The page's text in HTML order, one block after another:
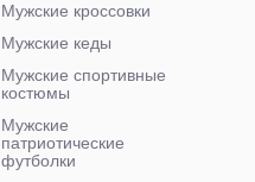
Мужские кроссовки
Мужские кеды
Мужские спортивные
костюмы
Мужские
патриотические
футболки